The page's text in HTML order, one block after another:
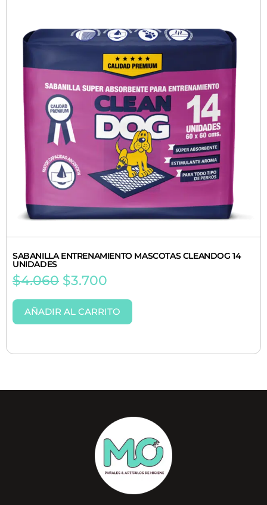
SABANILLA ENTRENAMIENTO MASCOTAS CLEANDOG 14
UNIDADES
$4.060 $3.700
AÑADIR AL CARRITO